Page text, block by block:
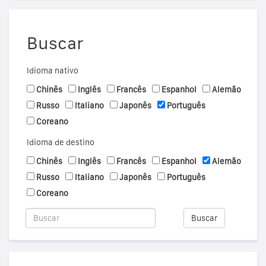
Buscar
Idioma nativo
Chinês
Inglês Francês Espanhol
Alemão
Russo
Italiano Japonês
Português
Coreano
Idioma de destino
Chinês
Inglês Francês Espanhol
Alemão
Russo
Italiano Japonês
Português
Coreano
Buscar